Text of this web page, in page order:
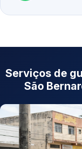
Serviços de
São